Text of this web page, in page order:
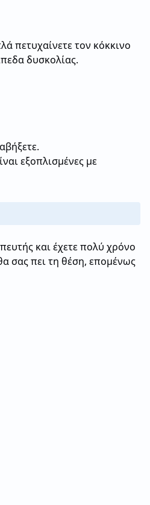
πετυχαίνετε τον κόκκινο
δυσκολίας.
εξοπλισμένες με
και έχετε πολύ χρόνο
σας πει τη θέση, επομένως